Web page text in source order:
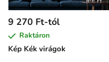
Kép Kék virágok
9 270 Ft-tól
Raktáron